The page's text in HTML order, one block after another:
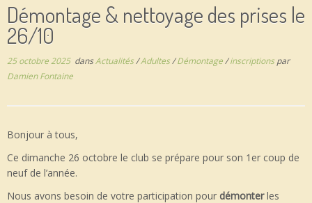
Démontage & nettoyage des prises le
26/10
25 octobre 2025dansActualités/Adultes/Démontage/inscriptions par
Damien Fontaine
Bonjour à tous,
Ce dimanche 26 octobre le club se prépare pour son 1er coup de
neuf de l’année.
Nous avons besoin de votre participation pour démonterles